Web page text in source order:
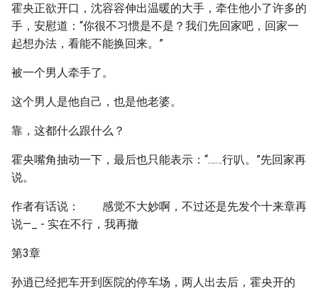
霍央正欲开口，沈容容伸出温暖的大手，牵住他小了许多的
手，安慰道：“你很不习惯是不是？我们先回家吧，回家一
起想办法，看能不能换回来。”
被一个男人牵手了。
这个男人是他自己，也是他老婆。
靠，这都什么跟什么？
霍央嘴角抽动一下，最后也只能表示：“……行叭。”先回家再
说。
作者有话说： 感觉不大妙啊，不过还是先发个十来章再
说—_ - 实在不行，我再撤
第3章
孙逍已经把车开到医院的停车场，两人出去后，霍央开的